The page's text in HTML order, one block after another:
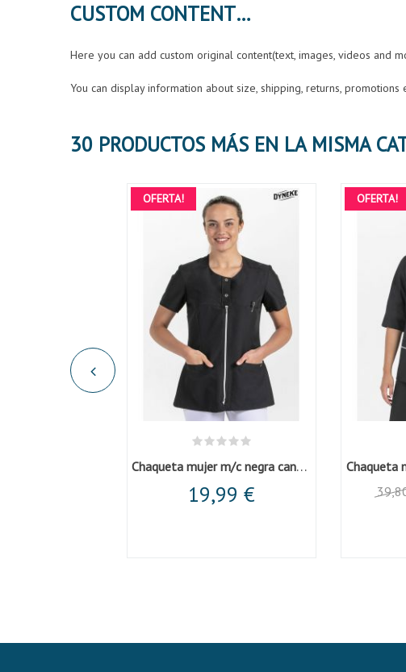
CUSTOM CONTENT
Here you can add custom original content(text, images, videos and
You can display information about size, shipping, returns,
OFERTA!
Chaqueta mujer m/c negra canesu corchete
19,99 €
OFERTA!
Chaqueta